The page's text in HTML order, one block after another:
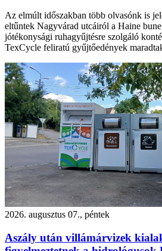
Az elmúlt időszakban több olvasónk is
eltűntek Nagyvárad utcáiról a Haine
jótékonysági ruhagyűjtésre szolgáló
TexCycle feliratú gyűjtőedények
2026. augusztus 07., péntek
Aszály után villámárvizek